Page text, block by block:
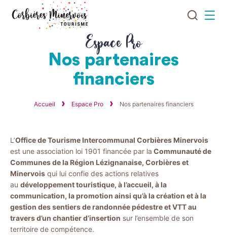
JeMenu
Espace Pro
Nos partenaires
financiers
Accueil Espace Pro Nos partenaires financiers
L’Office de Tourisme Intercommunal Corbières Minervois
est une association loi 1901 financée par la Communauté de
Communes de la Région Lézignanaise, Corbières et
Minervois qui lui confie des actions relatives
au développement touristique, à l’accueil, à la
communication, la promotion ainsi qu’à la création et à la
gestion des sentiers de randonnée pédestre et VTT au
travers d’un chantier d’insertion sur l’ensemble de son
territoire de compétence.